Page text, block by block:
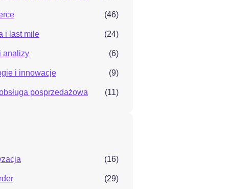
(46)
i last mile (24)
analizy (6)
i innowacje (9)
posprzedażowa (11)
(16)
(29)